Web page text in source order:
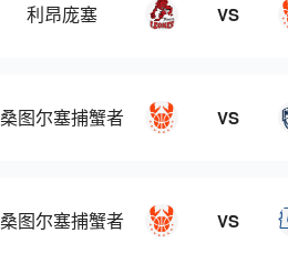
利昂庞塞 VS
桑图尔塞捕蟹者 VS
桑图尔塞捕蟹者 VS